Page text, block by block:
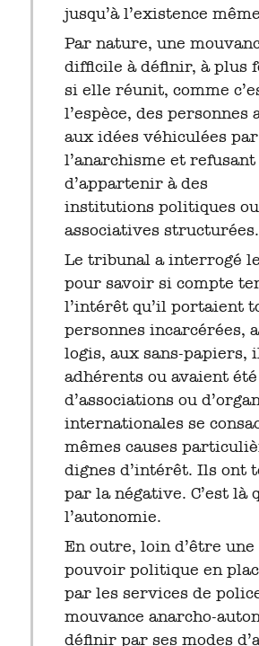
jusqu’à l’existence
Par nature, une
difficile à définir, à plus
si elle réunit, comme
l’espèce, des personnes
aux idées véhiculées par
l’anarchisme et refusant
d’appartenir à des
institutions politiques ou
associatives structurées.
Le tribunal a interrogé
pour savoir si compte
l’intérêt qu’il portaient
personnes incarcérées,
logis, aux sans-papiers,
adhérents ou avaient
d’associations ou
internationales se
mêmes causes
dignes d’intérêt. Ils ont
par la négative. C’est là
l’autonomie.
En outre, loin d’être
pouvoir politique en
par les services de
mouvance anarcho-
définir par ses modes